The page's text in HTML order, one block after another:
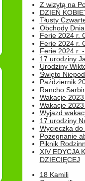
Z wizytą na
DZIEŃ
Tłusty
Obchody Dnia
Ferie 2024 r.
Ferie 2024 r.
Ferie 2024 r. -
17 urodziny
Urodziny
Święto
Październik
Rancho
Wakacje
Wakacje 2023
Wyjazd
17 urodziny
Wycieczka do
Pożegnanie
Piknik
XIV EDYCJA
DZIECIĘCEJ
18 Kamili